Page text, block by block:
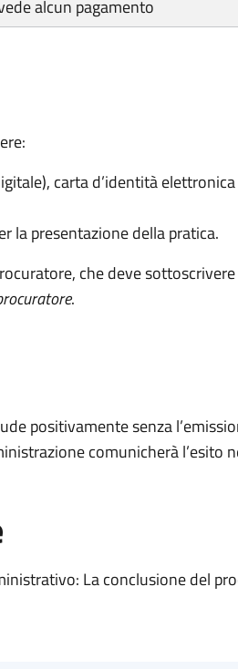
alcun pagamento
carta d’identità elettronica
la presentazione della pratica.
che deve
.
positivamente senza
comunicherà l’esito
La conclusione del